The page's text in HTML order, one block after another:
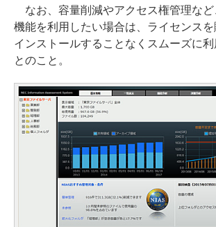
なお、容量削減やアクセス権管理な
機能を利用したい場合は、ライセンス
インストールすることなくスムーズに
とのこと。